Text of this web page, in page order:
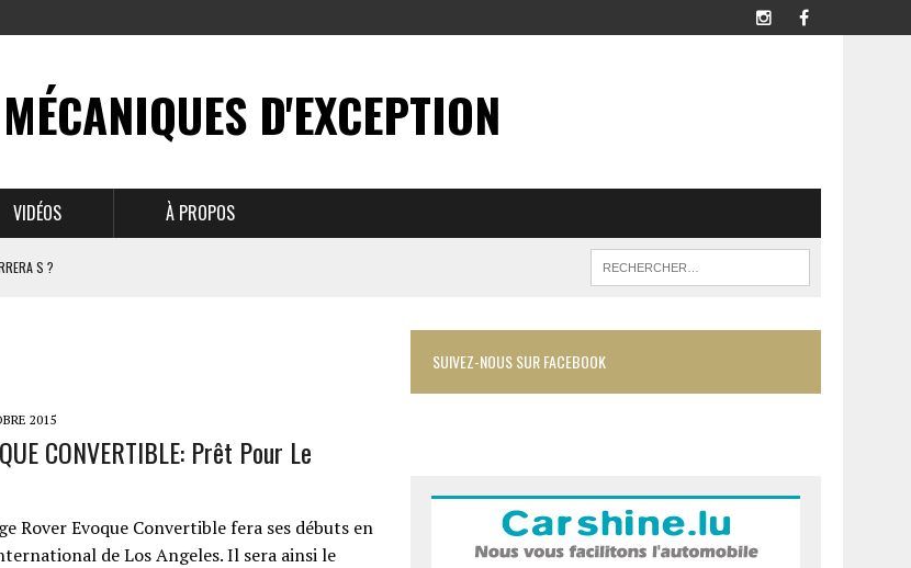
D'EXCEPTION
VIDÉOS À PROPOS
S ?
2015
CONVERTIBLE: Prêt Pour Le
Rover Evoque Convertible fera ses débuts en
de Los Angeles. Il sera ainsi le
SUIVEZ-NOUS SUR FACEBOOK